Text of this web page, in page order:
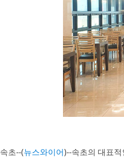
속초--(뉴스와이어)--속초의 대표